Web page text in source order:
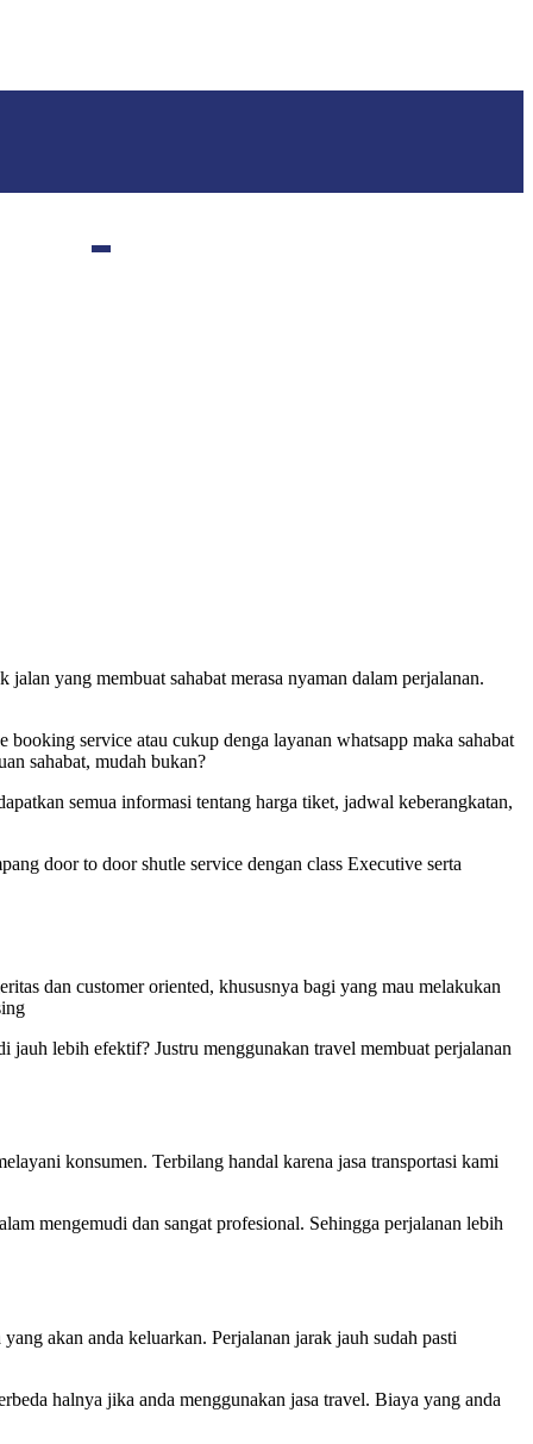
yang membuat sahabat merasa nyaman dalam perjalanan.
service atau cukup denga layanan whatsapp maka sahabat
sahabat, mudah bukan?
semua informasi tentang harga tiket, jadwal keberangkatan,
door to door shutle service dengan class Executive serta
dan customer oriented, khususnya bagi yang mau melakukan
lebih efektif? Justru menggunakan travel membuat perjalanan
konsumen. Terbilang handal karena jasa transportasi kami
mengemudi dan sangat profesional. Sehingga perjalanan lebih
akan anda keluarkan. Perjalanan jarak jauh sudah pasti
halnya jika anda menggunakan jasa travel. Biaya yang anda